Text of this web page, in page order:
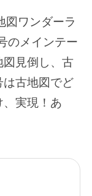
図ワンダーラ
のメインテー
見倒し、古
古地図でど
実現！あ